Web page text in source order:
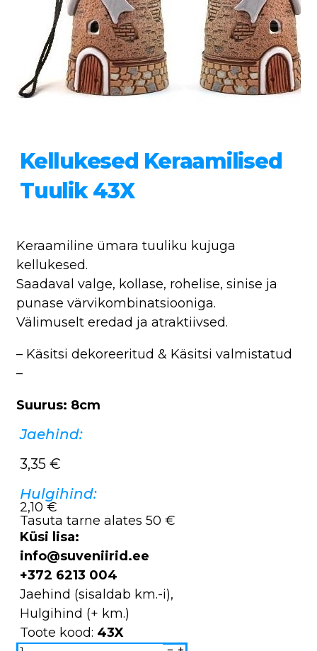
Kellukesed Keraamilised
Tuulik 43X
Keraamiline ümara tuuliku kujuga
kellukesed.
Saadaval valge, kollase, rohelise, sinise ja
punase värvikombinatsiooniga.
Välimuselt eredad ja atraktiivsed.
– Käsitsi dekoreeritud & Käsitsi valmistatud
–
Suurus: 8cm
Jaehind:
3,35 €
Hulgihind:
2,10 €
Tasuta tarne alates 50 €
Küsi lisa:
info@suveniirid.ee
+372 6213 004
Jaehind (sisaldab km.-i),
Hulgihind (+ km.)
Toote kood: 43X
Kellukesed